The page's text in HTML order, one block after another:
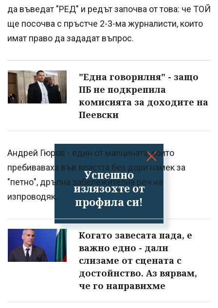
Успешно
излязохте от
профила си!
да въведат "РЕД" и редът започва от това: че ТОЙ
ще посочва с пръстче 2-3-ма журналисти, които
имат право да зададат въпрос.
"Една говорилня" - защо
ПБ не подкрепила
комисията за доходите на
Пеевски
Андрей Гюров - един от малцината, които
пребиваваха във властта без дори намек за
"петно", дръпна забележителна реч на
изпроводяк.
Когато завесата пада, е
важно едно - дали
слизаме от сцената с
достойнство. Аз вярвам,
че го направихме